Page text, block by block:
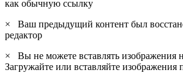
как обычную ссылку
×
Ваш предыдущий контент был
редактор
×
Вы не можете вставлять изображения
Загружайте или вставляйте изображения